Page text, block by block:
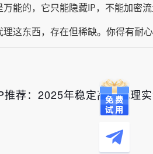
能的，它只能隐藏IP，不能加
理这东西，存在但稀缺。你得有
荐：2025年稳定高速代理